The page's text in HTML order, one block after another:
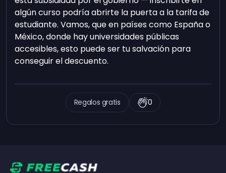
algún curso podría abrirte la puerta a la tarifa de
estudiante. Vamos, que en países como España o
México, donde hay universidades públicas
accesibles, esto puede ser tu salvación para
conseguir el descuento.
Regalos gratis 0